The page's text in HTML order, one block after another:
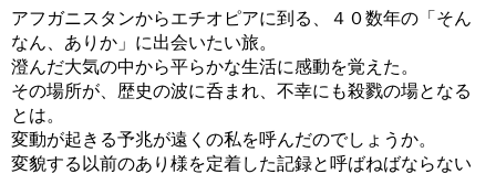
アフガニスタンからエチオピアに到る、４０数年の「そん
なん、ありか」に出会いたい旅。
澄んだ大気の中から平らかな生活に感動を覚えた。
その場所が、歴史の波に呑まれ、不幸にも殺戮の場となる
とは。
変動が起きる予兆が遠くの私を呼んだのでしょうか。
変貌する以前のあり様を定着した記録と呼ばねばならない